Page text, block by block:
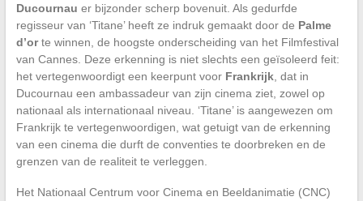
Ducournau er bijzonder scherp bovenuit. Als gedurfde
regisseur van ‘Titane’ heeft ze indruk gemaakt door de Palme
d’orte winnen, de hoogste onderscheiding van het Filmfestival
van Cannes. Deze erkenning is niet slechts een geïsoleerd feit:
het vertegenwoordigt een keerpunt voor Frankrijk, dat in
Ducournau een ambassadeur van zijn cinema ziet, zowel op
nationaal als internationaal niveau. ‘Titane’ is aangewezen om
Frankrijk te vertegenwoordigen, wat getuigt van de erkenning
van een cinema die durft de conventies te doorbreken en de
grenzen van de realiteit te verleggen.
Het Nationaal Centrum voor Cinema en Beeldanimatie (CNC)